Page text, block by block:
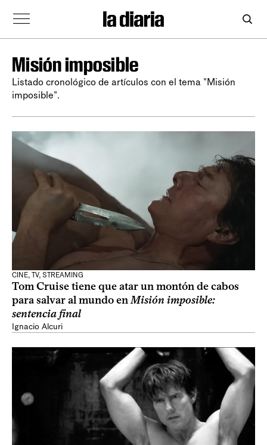
Misión imposible
Listado cronológico de artículos con el tema "Misión
imposible".
CINE, TV, STREAMING
Tom Cruise tiene que atar un montón de cabos
para salvar al mundo enMisión imposible:
sentencia final
Ignacio Alcuri